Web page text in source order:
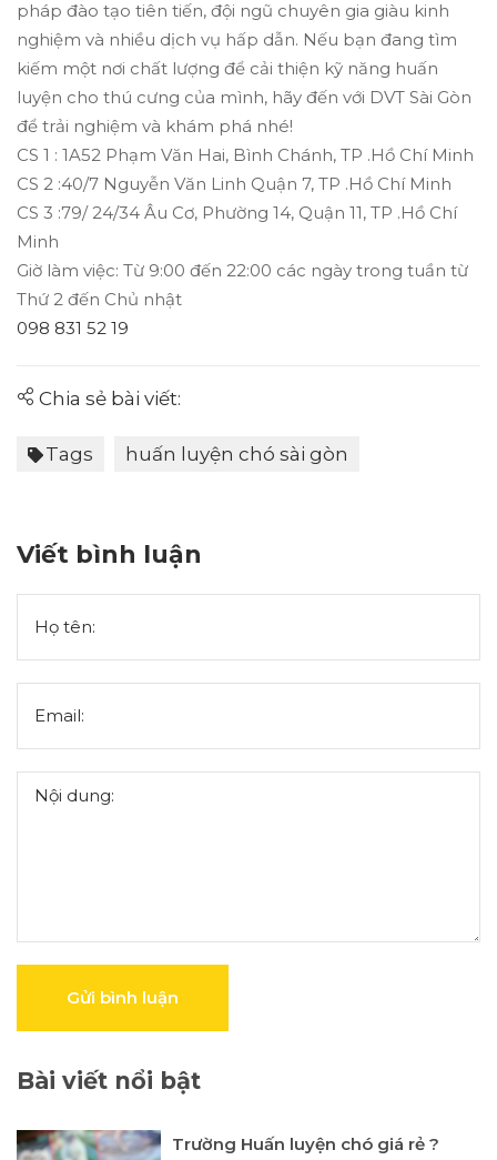
pháp đào tạo tiên tiến, đội ngũ chuyên gia giàu kinh
nghiệm và nhiều dịch vụ hấp dẫn. Nếu bạn đang tìm
kiếm một nơi chất lượng để cải thiện kỹ năng huấn
luyện cho thú cưng của mình, hãy đến với DVT Sài Gòn
để trải nghiệm và khám phá nhé!
CS 1 : 1A52 Phạm Văn Hai, Bình Chánh, TP .Hồ Chí Minh
CS 2 :40/7 Nguyễn Văn Linh Quận 7, TP .Hồ Chí Minh
CS 3 :79/ 24/34 Âu Cơ, Phường 14, Quận 11, TP .Hồ Chí
Minh
Giờ làm việc: Từ 9:00 đến 22:00 các ngày trong tuần từ
Thứ 2 đến Chủ nhật
098 831 52 19
Chia sẻ bài viết:
Tags huấn luyện chó sài gòn
Viết bình luận
Gửi bình luận
Bài viết nổi bật
Trường Huấn luyện chó giá rẻ ?